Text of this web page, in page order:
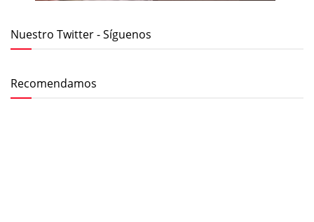
Nuestro Twitter - Síguenos
Recomendamos